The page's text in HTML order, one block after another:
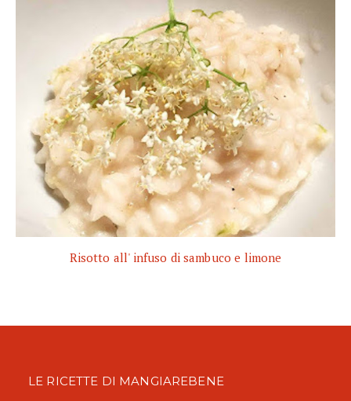
Risotto all' infuso di sambuco e limone
LE RICETTE DI MANGIAREBENE